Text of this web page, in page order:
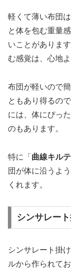
軽くて薄い布団
と体を包む重量
いことがありま
む感覚は、心地
布団が軽いので
ともあり得るの
には、体にぴっ
のもあります。
特に「 曲線キル
団が体に沿うよ
くれます。
シンサレー
シンサレート掛
ルから作られて